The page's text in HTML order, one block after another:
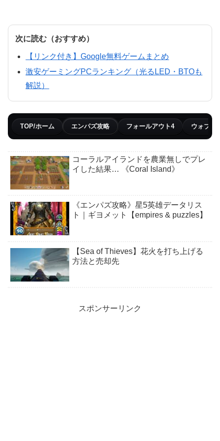
次に読む（おすすめ）
【リンク付き】Google無料ゲームまとめ
激安ゲーミングPCランキング（光るLED・BTOも
解説）
TOP/ホーム エンパズ攻略 フォールアウト4 ウォブリ
コーラルアイランドを農業無しでプレ
イした結果… 《Coral Island》
《エンパズ攻略》星5英雄データリス
ト｜ギヨメット【empires & puzzles】
【Sea of Thieves】花火を打ち上げる
方法と売却先
スポンサーリンク